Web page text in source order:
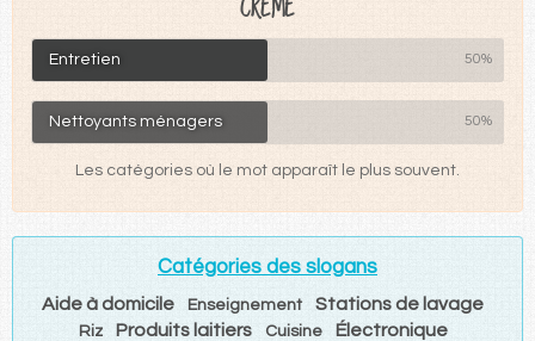
Entretien 50%
Nettoyants ménagers 50%
Les catégories où le mot apparaît le plus souvent.
Catégories des slogans
Aide à domicile Enseignement Stations de lavage
Riz Produits laitiers Cuisine Électronique